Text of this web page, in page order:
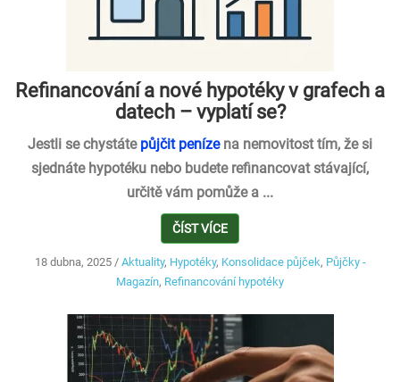
Refinancování a nové hypotéky v grafech a
datech – vyplatí se?
Jestli se chystáte půjčit penízena nemovitost tím, že si
sjednáte hypotéku nebo budete refinancovat stávající,
určitě vám pomůže a ...
ČÍST VÍCE
18 dubna, 2025/ Aktuality, Hypotéky, Konsolidace půjček, Půjčky -
Magazín, Refinancování hypotéky